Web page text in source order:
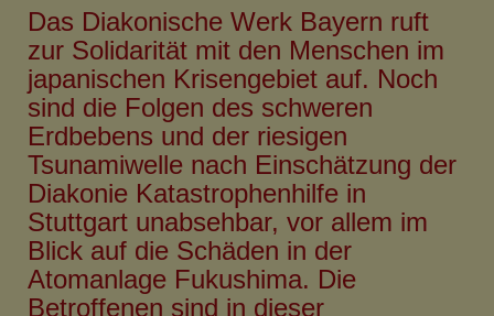
Philip
antwortet
Das Diakonische Werk Bayern ruft
zur Solidarität mit den Menschen im
japanischen Krisengebiet auf. Noch
sind die Folgen des schweren
Erdbebens und der riesigen
Tsunamiwelle nach Einschätzung der
Diakonie Katastrophenhilfe in
Stuttgart unabsehbar, vor allem im
Blick auf die Schäden in der
Atomanlage Fukushima. Die
Betroffenen sind in dieser